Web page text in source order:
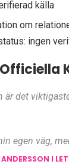
källa
om
ingen
är det
egen väg,
I